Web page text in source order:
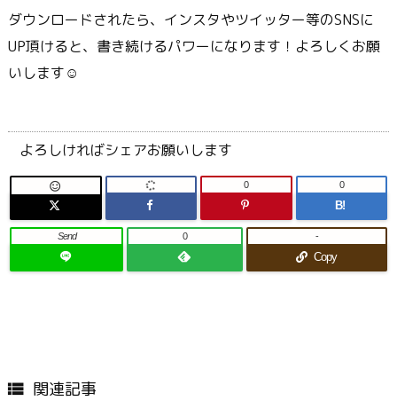
ダウンロードされたら、インスタやツイッター等のSNSに
UP頂けると、書き続けるパワーになります！よろしくお願
いします☺
よろしければシェアお願いします
 0
B!
0
Send 0
Copy
-
 関連記事